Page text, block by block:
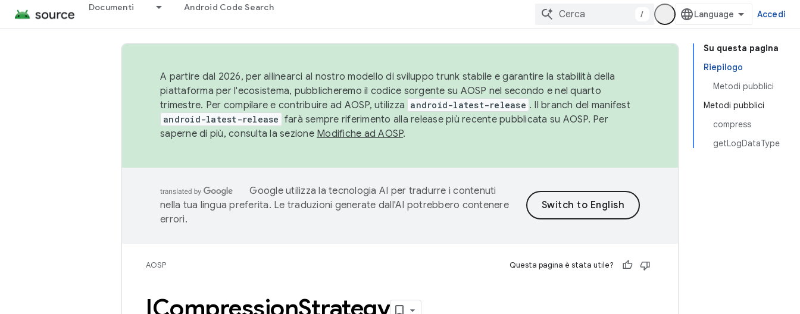
Documenti Android Code Search
/ Accedi
Su questa pagina
Riepilogo
Metodi pubblici
Metodi pubblici
compress
getLogDataType
A partire dal 2026, per allinearci al nostro modello di sviluppo trunk stabile e garantire la stabilità della
piattaforma per l'ecosistema, pubblicheremo il codice sorgente su AOSP nel secondo e nel quarto
trimestre. Per compilare e contribuire ad AOSP, utilizza android-latest-release . Il branch del manifest
android-latest-release farà sempre riferimento alla release più recente pubblicata su AOSP. Per
saperne di più, consulta la sezione Modifiche ad AOSP.
Google utilizza la tecnologia AI per tradurre i contenuti
nella tua lingua preferita. Le traduzioni generate dall'AI potrebbero contenere
errori.
AOSP Questa pagina è stata utile?
ICompressionStrategy